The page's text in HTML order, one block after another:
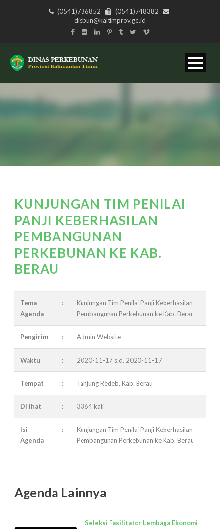
(0541)736852
(0541)748382
disbun@kaltimprov.go.id
KUNJUNGAN TIM PENILAI
PANJI KEBERHASILAN
PEMBANGUNAN
PERKEBUNAN KE KAB.
BERAU
Tema
Agenda
:
Kunjungan Tim Penilai Panji Keberhasilan
Pembangunan Perkebunan ke Kab. Berau
Pengirim : Admin Website
Waktu : 2020-11-17 s.d. 2020-11-17
Tempat : Tanjung Redeb, Kab. Berau
Dilihat : 3364 kali
Isi
Agenda
:
Kunjungan Tim Penilai Panji Keberhasilan
Pembangunan Perkebunan ke Kab. Berau
Agenda Lainnya
Seleksi Fasilitator Lembaga Ekonomi